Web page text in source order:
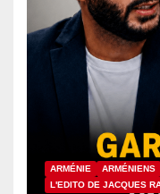
ARMÉNIE ARMÉNIENS
L'EDITO DE JACQUES